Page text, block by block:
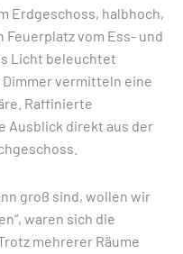
Erdgeschoss, halbhoch,
vom Ess- und
Licht beleuchtet
vermitteln eine
Raffinierte
Ausblick direkt aus der
groß sind, wollen wir
waren sich die
mehrerer Räume